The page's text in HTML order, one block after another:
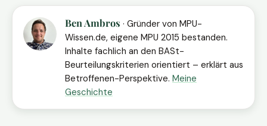
Ben Ambros · Gründer von MPU-
Wissen.de, eigene MPU 2015 bestanden.
Inhalte fachlich an den BASt-
Beurteilungskriterien orientiert – erklärt aus
Betroffenen-Perspektive. Meine
Geschichte